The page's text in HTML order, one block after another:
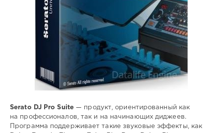
Serato DJ Pro Suite— продукт, ориентированный как
на профессионалов, так и на начинающих диджеев.
Программа поддерживает такие звуковые эффекты, как